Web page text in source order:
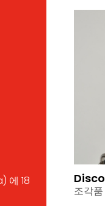
에 18
조각품